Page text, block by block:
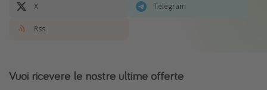
X Telegram
Rss
Vuoi ricevere le nostre ultime offerte